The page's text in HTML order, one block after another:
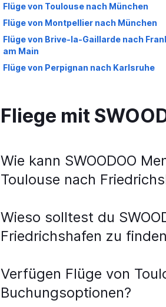
Flüge von Toulouse nach München
Flüge von Montpellier nach München
Flüge von Brive-la-Gaillarde nach
am Main
Flüge von Perpignan nach Karlsruhe
Fliege mit
Wie kann SWOODOO
Toulouse nach
Wieso solltest du
Friedrichshafen zu
Verfügen Flüge von
Buchungsoptionen?